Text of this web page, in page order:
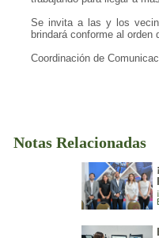
Se invita a las y los
brindará conforme al
Coordinación de
Notas Relacionadas